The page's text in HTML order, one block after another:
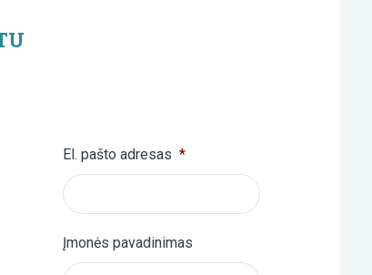
El. pašto adresas *
Įmonės pavadinimas